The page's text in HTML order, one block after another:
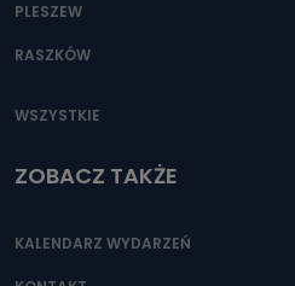
PLESZEW
RASZKÓW
WSZYSTKIE
ZOBACZ TAKŻE
KALENDARZ WYDARZEŃ